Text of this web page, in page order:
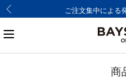
ご注文集中による
商